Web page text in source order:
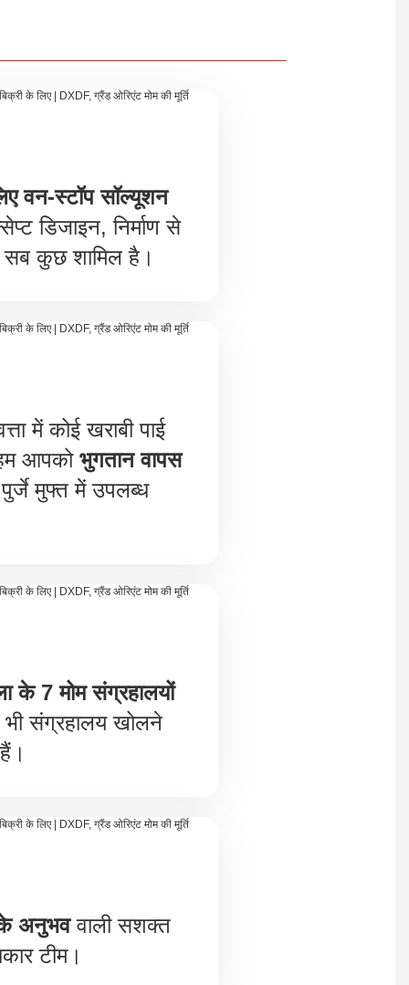
वन-स्टॉप सॉल्यूशन
डिजाइन, निर्माण से
कुछ शामिल है।
में कोई खराबी पाई
आपको भुगतान वापस
मुफ्त में उपलब्ध
के 7 मोम संग्रहालयों
संग्रहालय खोलने
के अनुभववाली सशक्त
टीम।